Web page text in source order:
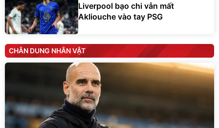
Liverpool bạo chi vẫn mất
Akliouche vào tay PSG
CHÂN DUNG NHÂN VẬT